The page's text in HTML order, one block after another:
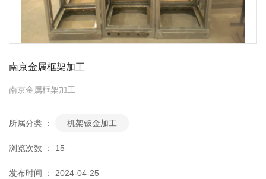
南京金属框架加工
南京金属框架加工
所属分类 ： 机架钣金加工
浏览次数 ： 15
发布时间 ： 2024-04-25